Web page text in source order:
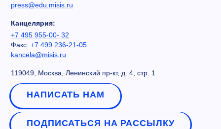
press@edu.misis.ru
Канцелярия:
+7 495 955-00- 32
Факс: +7 499 236-21-05
kancela@misis.ru
119049, Москва, Ленинский пр-кт, д. 4, стр. 1
НАПИСАТЬ НАМ
ПОДПИСАТЬСЯ НА РАССЫЛКУ